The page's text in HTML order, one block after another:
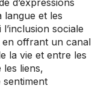
d’expressions
langue et les
sociale
offrant un canal
la vie et entre les
liens,